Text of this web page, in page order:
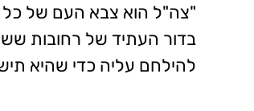
"צה"ל הוא צבא העם של כל
בדור העתיד של רחובות
להילחם עליה כדי שהיא